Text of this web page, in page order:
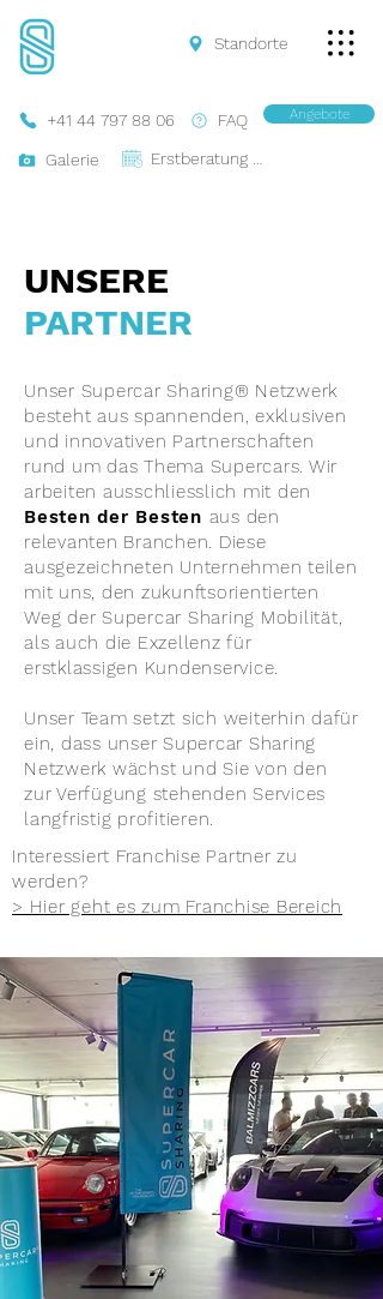
FAQ
+41 44 797 88 06
Galerie
Angebote
Standorte
UNSERE
PARTNER
Unser Supercar Sharing® Netzwerk
besteht aus spannenden, exklusiven
und innovativen Partnerschaften
rund um das Thema Supercars. Wir
arbeiten ausschliesslich mit den
Besten der Besten aus den
relevanten Branchen. Diese
ausgezeichneten Unternehmen teilen
mit uns, den zukunftsorientierten
Weg der Supercar Sharing Mobilität,
als auch die Exzellenz für
erstklassigen Kundenservice.
Unser Team setzt sich weiterhin dafür
ein, dass unser Supercar Sharing
Netzwerk wächst und Sie von den
zur Verfügung stehenden Services
langfristig profitieren.
Interessiert Franchise Partner zu
werden?
> Hier geht es zum Franchise Bereich